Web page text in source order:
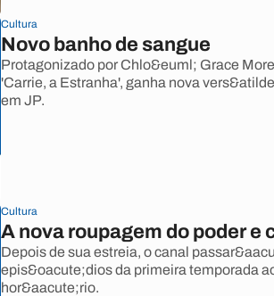
Cultura
Novo banho de sangue
Protagonizado por Chlo&euml; Grace
'Carrie, a Estranha', ganha nova
em JP.
Cultura
A nova roupagem do poder e
Depois de sua estreia, o canal
epis&oacute;dios da primeira temporada
hor&aacute;rio.